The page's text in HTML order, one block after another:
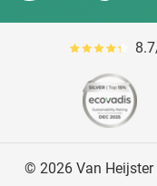
Gemiddeld
© 2026 Van Heijster